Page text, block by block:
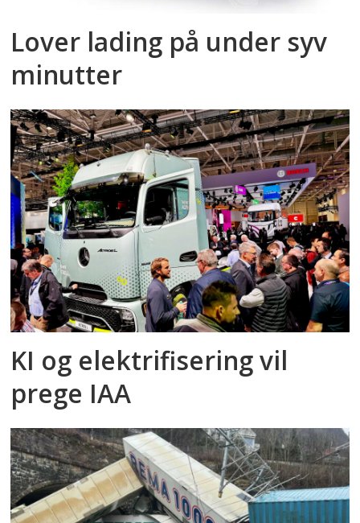
Lover lading på under syv
minutter
KI og elektrifisering vil
prege IAA